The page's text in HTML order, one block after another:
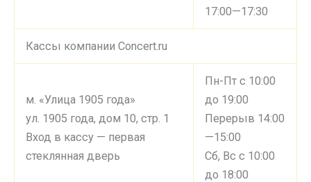
17:00—17:30
Кассы компании Concert.ru
м. «Улица 1905 года»
ул. 1905 года, дом 10, стр. 1
Вход в кассу — первая
стеклянная дверь
Пн-Пт с 10:00
до 19:00
Перерыв 14:00
—15:00
Сб, Вс с 10:00
до 18:00